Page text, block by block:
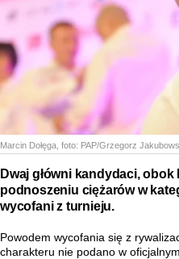
Marcin Dołęga , foto: PAP/Grzegorz
Dwaj główni kandydaci,
podnoszeniu ciężarów w
wycofani z turnieju.
Powodem wycofania się z
charakteru nie podano w